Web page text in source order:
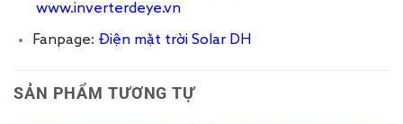
www.inverterdeye.vn
Fanpage: Điện mặt trời Solar DH
SẢN PHẨM TƯƠNG TỰ